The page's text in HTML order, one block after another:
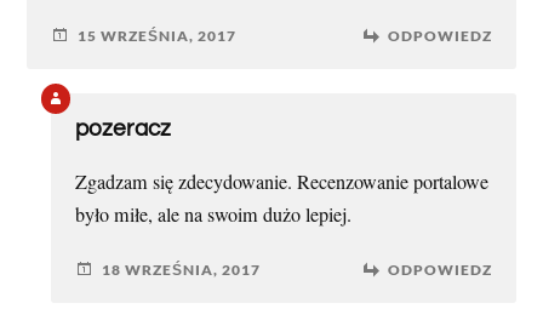
15 WRZEŚNIA, 2017 ODPOWIEDZ
pozeracz
Zgadzam się zdecydowanie. Recenzowanie portalowe
było miłe, ale na swoim dużo lepiej.
18 WRZEŚNIA, 2017 ODPOWIEDZ